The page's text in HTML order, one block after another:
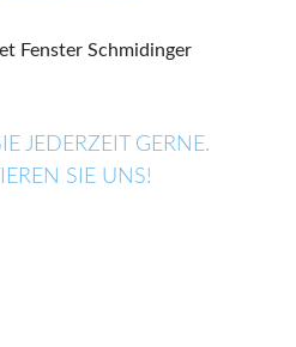
JEDERZEIT GERNE.
SIE UNS!